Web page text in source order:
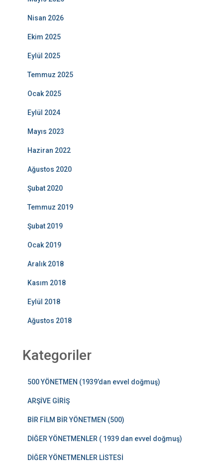
Nisan 2026
Ekim 2025
Eylül 2025
Temmuz 2025
Ocak 2025
Eylül 2024
Mayıs 2023
Haziran 2022
Ağustos 2020
Şubat 2020
Temmuz 2019
Şubat 2019
Ocak 2019
Aralık 2018
Kasım 2018
Eylül 2018
Ağustos 2018
Kategoriler
500 YÖNETMEN (1939’dan evvel doğmuş)
ARŞİVE GİRİŞ
BİR FİLM BİR YÖNETMEN (500)
DİĞER YÖNETMENLER ( 1939 dan evvel doğmuş)
DİĞER YÖNETMENLER LİSTESİ